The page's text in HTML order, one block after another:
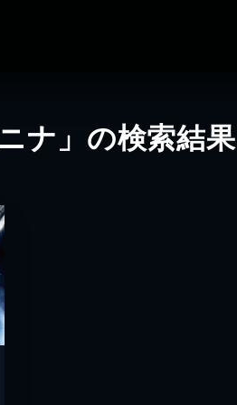
ナ」の検索結果